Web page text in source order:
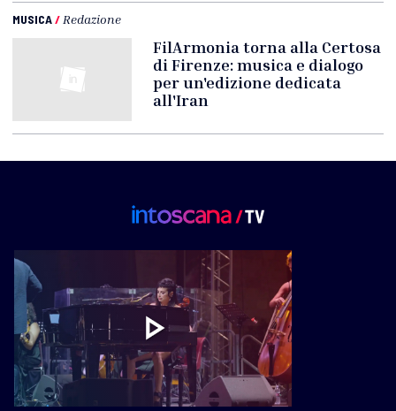
MUSICA/ Redazione
FilArmonia torna alla Certosa
di Firenze: musica e dialogo
per un'edizione dedicata
all'Iran